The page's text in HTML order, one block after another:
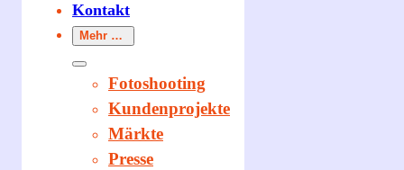
Kontakt
Mehr …
Fotoshooting
Kundenprojekte
Märkte
Presse